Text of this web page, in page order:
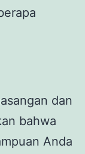
dan
bahwa
Anda